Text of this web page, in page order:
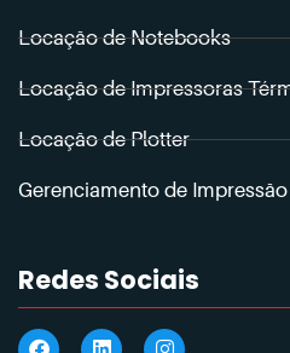
Locação de Notebooks
Locação de Impressoras
Locação de Plotter
Gerenciamento de Impressão
Redes Sociais